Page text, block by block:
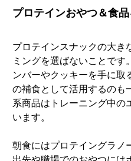
プロテインおやつ＆食
プロテインスナックの大き
ミングを選ばないことです
ンバーやクッキーを手に取
の補食として活用するのも
系商品はトレーニング中の
います。
朝食にはプロテイングラノ